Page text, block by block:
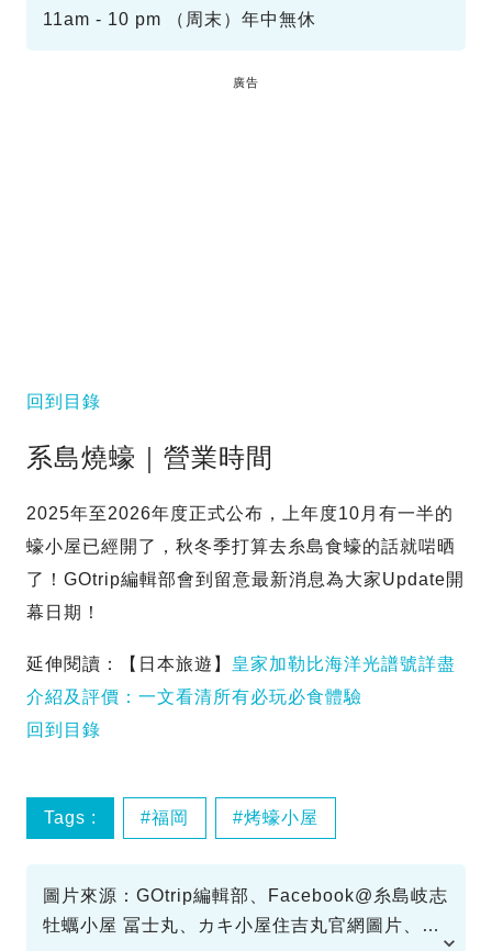
11am - 10 pm （周末）年中無休
廣告
回到目錄
系島燒蠔｜營業時間
2025年至2026年度正式公布，上年度10月有一半的
蠔小屋已經開了，秋冬季打算去糸島食蠔的話就啱晒
了！GOtrip編輯部會到留意最新消息為大家Update開
幕日期！
延伸閱讀：【日本旅遊】 皇家加勒比海洋光譜號詳盡
介紹及評價：一文看清所有必玩必食體驗
回到目錄
Tags : 福岡 烤蠔小屋
圖片來源：GOtrip編輯部、Facebook@糸島岐志
牡蠣小屋 冨士丸、カキ小屋住吉丸官網圖片、